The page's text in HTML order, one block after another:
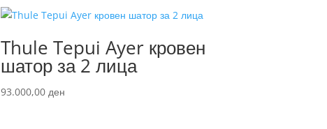
Thule Tepui Ayer кровен
шатор за 2 лица
93.000,00ден